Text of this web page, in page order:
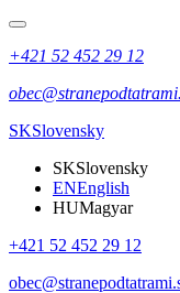
+421 52 452 29 12
SKSlovensky
SKSlovensky
ENEnglish
HUMagyar
+421 52 452 29 12